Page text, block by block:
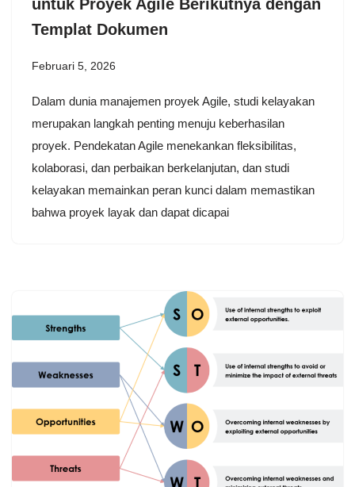
untuk Proyek Agile Berikutnya dengan
Templat Dokumen
Februari 5, 2026
Dalam dunia manajemen proyek Agile, studi kelayakan
merupakan langkah penting menuju keberhasilan
proyek. Pendekatan Agile menekankan fleksibilitas,
kolaborasi, dan perbaikan berkelanjutan, dan studi
kelayakan memainkan peran kunci dalam memastikan
bahwa proyek layak dan dapat dicapai